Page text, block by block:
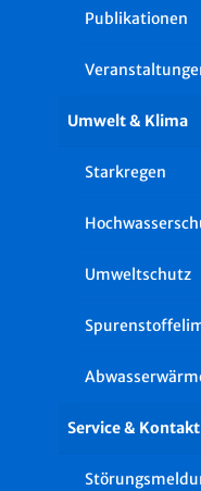
Publikationen
Umwelt & Klima
Starkregen
Umweltschutz
Service & Kontakt